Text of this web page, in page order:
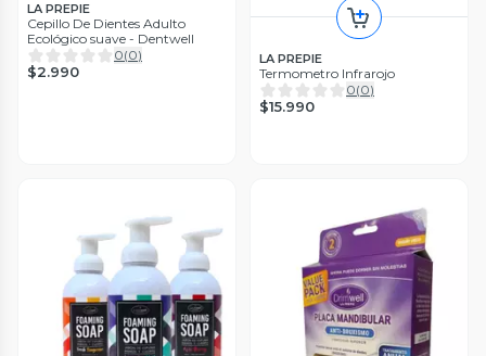
LA PREPIE
Cepillo De Dientes Adulto
Ecológico suave - Dentwell
0(0)
$2.990
LA PREPIE
Termometro Infrarojo
0(0)
$15.990